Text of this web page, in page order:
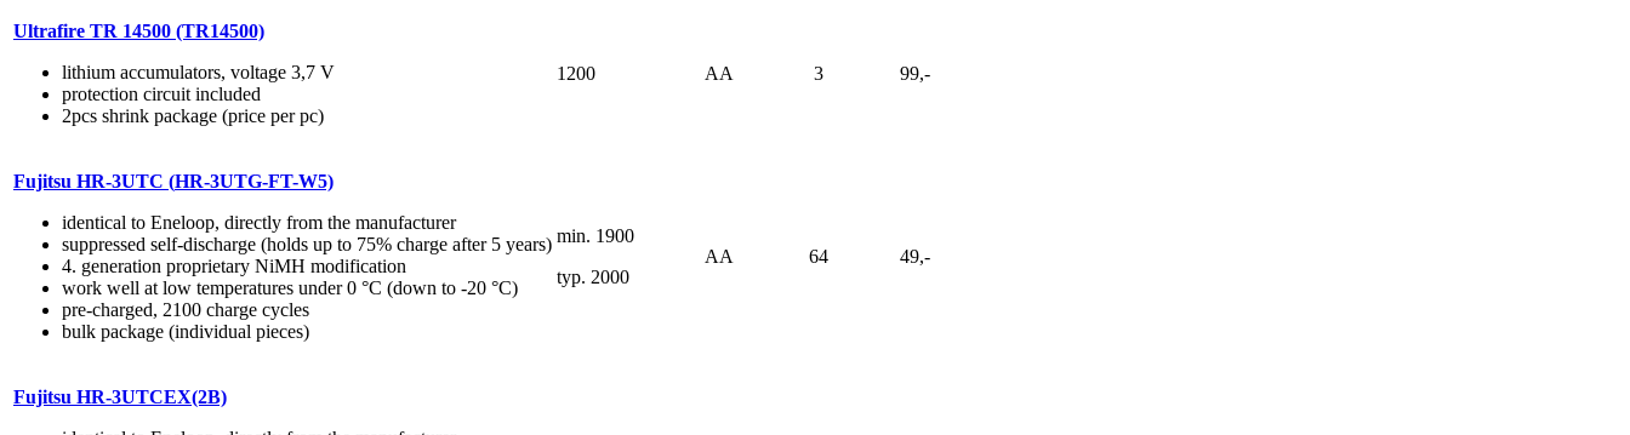
Ultrafire TR 14500 (TR14500)
lithium accumulators, voltage 3,7 V
protection circuit included
2pcs shrink package (price per pc)
1200 AA 3 99,-
Fujitsu HR-3UTC (HR-3UTG-FT-W5)
identical to Eneloop, directly from the manufacturer
suppressed self-discharge (holds up to 75% charge after 5 years)
4. generation proprietary NiMH modification
work well at low temperatures under 0 °C (down to -20 °C)
pre-charged, 2100 charge cycles
bulk package (individual pieces)
min. 1900
typ. 2000
AA 64 49,-
Fujitsu HR-3UTCEX(2B)